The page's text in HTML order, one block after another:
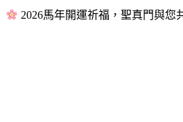
2026馬年開運祈福，聖真門與您